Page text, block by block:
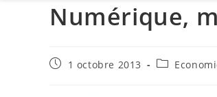
Numérique,
Publication
1 octobre 2013
Post